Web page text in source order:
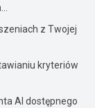
z Twojej
kryteriów
AI dostępnego